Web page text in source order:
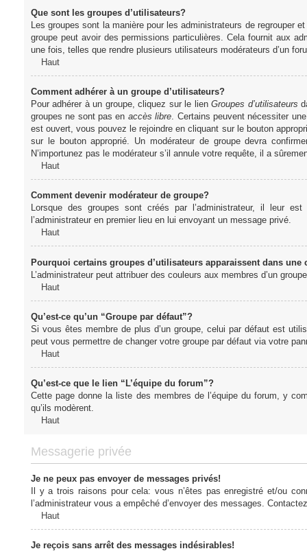
Que sont les groupes d’utilisateurs?
Les groupes sont la manière pour les administrateurs de regrouper
groupe peut avoir des permissions particulières. Cela fournit aux
une fois, telles que rendre plusieurs utilisateurs modérateurs d’un
Haut
Comment adhérer à un groupe d’utilisateurs?
Pour adhérer à un groupe, cliquez sur le lienGroupes d’utilisateurs
groupes ne sont pas en accès libre. Certains peuvent nécessiter
est ouvert, vous pouvez le rejoindre en cliquant sur le bouton
sur le bouton approprié. Un modérateur de groupe devra
N’importunez pas le modérateur s’il annule votre requête, il a
Haut
Comment devenir modérateur de groupe?
Lorsque des groupes sont créés par l’administrateur, il leur
l’administrateur en premier lieu en lui envoyant un message privé.
Haut
Pourquoi certains groupes d’utilisateurs apparaissent dans une
L’administrateur peut attribuer des couleurs aux membres d’un
Haut
Qu’est-ce qu’un “Groupe par défaut”?
Si vous êtes membre de plus d’un groupe, celui par défaut est
peut vous permettre de changer votre groupe par défaut via votre
Haut
Qu’est-ce que le lien “L’équipe du forum”?
Cette page donne la liste des membres de l’équipe du forum, y
qu’ils modèrent.
Haut
Messagerie privée
Je ne peux pas envoyer de messages privés!
Il y a trois raisons pour cela: vous n’êtes pas enregistré et/ou
l’administrateur vous a empêché d’envoyer des messages.
Haut
Je reçois sans arrêt des messages indésirables!